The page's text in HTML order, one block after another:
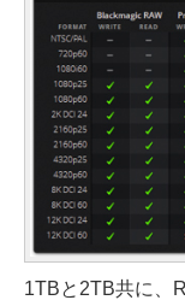
1TBと2TB共に、